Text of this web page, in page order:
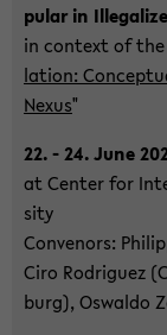
pu­lar in
in con­text of the
la­ti­on:
Nexus"
22. - 24. June
at Cen­ter for
si­ty
Con­ve­nors:
Ciro Ro­dri­guez
burg), Os­wal­do